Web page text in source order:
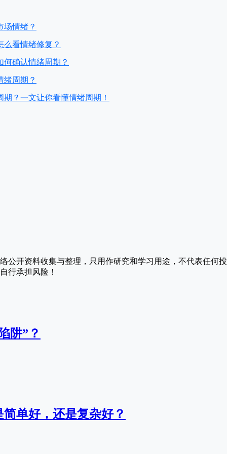
场情绪？
么看情绪修复？
何确认情绪周期？
绪周期？
？一文让你看懂情绪周期！
公开资料收集与整理，只用作研究和学习用途，不代表任何
行承担风险！
阱”？
单好，还是复杂好？